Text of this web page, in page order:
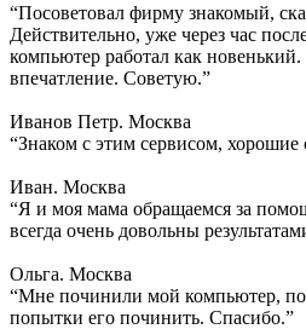
“Посоветовал фирму знакомый,
Действительно, уже через час
компьютер работал как
впечатление. Советую.”
Иванов Петр. Москва
“Знаком с этим сервисом, хорошие
Иван. Москва
“Я и моя мама обращаемся за
всегда очень довольны
Ольга. Москва
“Мне починили мой компьютер,
попытки его починить. Спасибо.”